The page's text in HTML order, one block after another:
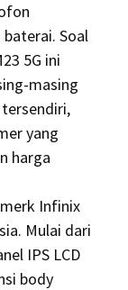
Soal
5G ini
masing
yang
harga
Infinix
Mulai dari
IPS LCD
body